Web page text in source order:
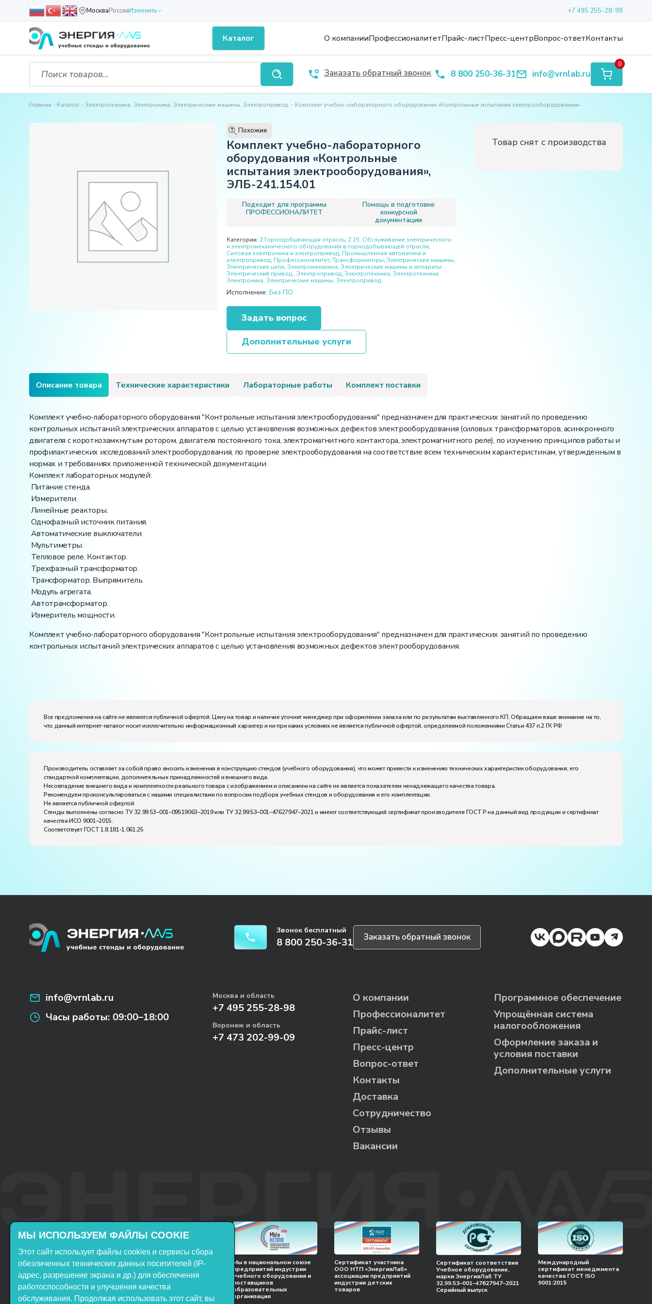
МоскваРоссияИзменить +7 495 255-28-98
Каталог О компанииПрофессионалитетПрайс-листПресс-центрВопрос-ответКонтакты
Заказать обратный звонок 8 800 250-36-31 info@vrnlab.ru
0
Главная Каталог Электротехника. Электроника. Электрические машины. Электропривод. Комплект учебно-лабораторного оборудования «Контрольные испытания электрооборудования»
T Похожие
Комплект учебно-лабораторного
оборудования «Контрольные
испытания электрооборудования»,
ЭЛБ-241.154.01
Подходит для программы
ПРОФЕССИОНАЛИТЕТ
Помощь в подготовке
конкурсной
документации
Категории: 2 Горнодобывающая отрасль, 2.15. Обслуживание электрического
и электромеханического оборудования в горнодобывающей отрасли,
Cиловая электроника и электропривод, Промышленная автоматика и
электропривод, Профессионалитет, Трансформаторы, Электрические машины,
Электрические цепи, Электромеханика. Электрические машины и аппараты.
Электрический привод., Электропривод, Электротехника, Электротехника.
Электроника. Электрические машины. Электропривод.
Исполнение: Без ПО
Задать вопрос
Дополнительные услуги
Товар снят с производства
Описание товара Технические характеристики Лабораторные работы Комплект поставки
Комплект учебно-лабораторного оборудования "Контрольные испытания электрооборудования" предназначен для практических занятий по проведению
контрольных испытаний электрических аппаратов с целью установления возможных дефектов электрооборудования (силовых трансформаторов, асинхронного
двигателя с короткозамкнутым ротором, двигателя постоянного тока, электромагнитного контактора, электромагнитного реле), по изучению принципов работы и
профилактических исследований электрооборудования, по проверке электрооборудования на соответствие всем техническим характеристикам, утвержденным в
нормах и требованиях приложенной технической документации.
Комплект лабораторных модулей:
Питание стенда.
Измерители.
Линейные реакторы.
Однофазный источник питания.
Автоматические выключатели.
Мультиметры.
Тепловое реле. Контактор.
Трехфазный трансформатор.
Трансформатор. Выпрямитель.
Модуль агрегата.
Автотрансформатор.
Измеритель мощности.
Комплект учебно-лабораторного оборудования "Контрольные испытания электрооборудования" предназначен для практических занятий по проведению
контрольных испытаний электрических аппаратов с целью установления возможных дефектов электрооборудования.
Класс защиты от поражения электрическим током:I
Диапазон рабочих температур, ˚С:+10…+35
Все предложения на сайте не являются публичной офертой. Цену на товар и наличие уточнит менеджер при оформлении заказа или по результатам выставленного КП. Обращаем ваше внимание на то,
что данный интернет-каталог носит исключительно информационный характер и ни при каких условиях не является публичной офертой, определяемой положениями Статьи 437 п.2 ГК РФ
Производитель оставляет за собой право вносить изменения в конструкцию стендов (учебного оборудования), что может привести к изменению технических характеристик оборудования, его
стандартной комплектации, дополнительных принадлежностей и внешнего вида.
Несовпадение внешнего вида и комплектности реального товара с изображением и описанием на сайте не является показателем ненадлежащего качества товара.
Рекомендуем проконсультироваться с нашими специалистами по вопросам подбора учебных стендов и оборудования и его комплектации.
Не является публичной офертой
Стенды выполнены согласно ТУ 32.99.53–001–09519063–2019 или ТУ 32.99.53–001–47627947–2021 и имеют соответствующий сертификат производителя ГОСТ Р на данный вид продукции и сертификат
качества ИСО 9001–2015.
Соответствует ГОСТ 1.8.181-1.061.25
Звонок бесплатный
8 800 250-36-31 Заказать обратный звонок
info@vrnlab.ru
Часы работы: 09:00–18:00
Москва и область
+7 495 255-28-98
Воронеж и область
+7 473 202-99-09
О компании
Профессионалитет
Прайс-лист
Пресс-центр
Вопрос-ответ
Контакты
Доставка
Сотрудничество
Отзывы
Вакансии
Программное обеспечение
Упрощённая система
налогообложения
Оформление заказа и
условия поставки
Дополнительные услуги
Включён в реестр
Продукция НТП
«ЭнергияЛаб» включена в
реестр Минпромторга РФ
Мы в национальном союзе
предприятий индустрии
учебного оборудования и
поставщиков
образовательных
организация
Сертификат участника
ООО НТП «ЭнергияЛаб»
ассоциации предприятий
индустрии детских
товаров
Сертификат соответствия
Учебное оборудование,
марки ЭнергияЛаб ТУ
32.99.53–001–47627947–2021
Серийный выпуск
Международный
сертификат менеджмента
качества ГОСТ ISO
9001:2015
МЫ ИСПОЛЬЗУЕМ ФАЙЛЫ COOKIE
Этот сайт использует файлы cookies и сервисы сбора
обезличенных технических данных посетителей (IP-
адрес, разрешение экрана и др.) для обеспечения
работоспособности и улучшения качества
обслуживания. Продолжая использовать этот сайт, вы